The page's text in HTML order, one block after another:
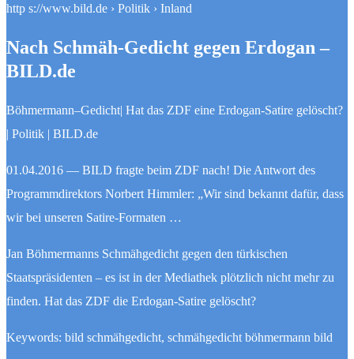
http s://www.bild.de › Politik › Inland
Nach Schmäh-Gedicht gegen Erdogan –
BILD.de
Böhmermann–Gedicht| Hat das ZDF eine Erdogan-Satire gelöscht?
| Politik | BILD.de
01.04.2016 — BILD fragte beim ZDF nach! Die Antwort des
Programmdirektors Norbert Himmler: „Wir sind bekannt dafür, dass
wir bei unseren Satire-Formaten …
Jan Böhmermanns Schmähgedicht gegen den türkischen
Staatspräsidenten – es ist in der Mediathek plötzlich nicht mehr zu
finden. Hat das ZDF die Erdogan-Satire gelöscht?
Keywords: bild schmähgedicht, schmähgedicht böhmermann bild